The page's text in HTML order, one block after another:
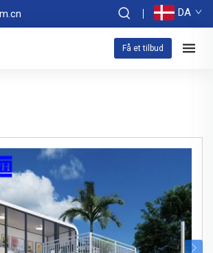
DA
Få et tilbud